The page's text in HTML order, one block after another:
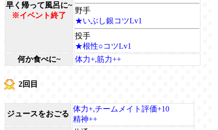
早く帰って風呂に~
※イベント終了
野手
★いぶし銀コツLv1
投手
★根性○コツLv1
何か食べに~
体力+,筋力++
2回目
ジュースをおごる
体力+,チームメイト評価+10
精神++